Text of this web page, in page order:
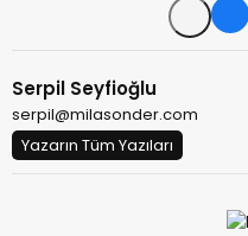
Serpil Seyfioğlu
serpil@milasonder.com
Yazarın Tüm Yazıları